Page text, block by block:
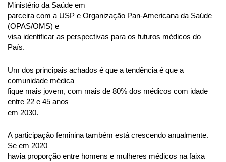
Ministério da Saúde em
parceira com a USP e Organização Pan-Americana da Saúde
(OPAS/OMS) e
visa identificar as perspectivas para os futuros médicos do
País.
Um dos principais achados é que a tendência é que a
comunidade médica
fique mais jovem, com mais de 80% dos médicos com idade
entre 22 e 45 anos
em 2030.
A participação feminina também está crescendo anualmente.
Se em 2020
havia proporção entre homens e mulheres médicos na faixa